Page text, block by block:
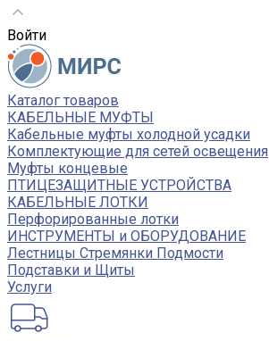
Войти
Каталог товаров
КАБЕЛЬНЫЕ МУФТЫ
Кабельные муфты холодной усадки
Комплектующие для сетей освещения
Муфты концевые
ПТИЦЕЗАЩИТНЫЕ УСТРОЙСТВА
КАБЕЛЬНЫЕ ЛОТКИ
Перфорированные лотки
ИНСТРУМЕНТЫ и ОБОРУДОВАНИЕ
Лестницы Стремянки Подмости
Подставки и Щиты
Услуги